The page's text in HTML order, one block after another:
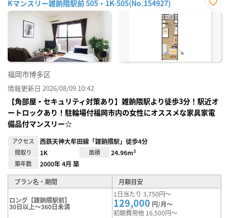
Kマンスリー雑餉隈駅前 505・1K-505(No.154927)
お気
福岡市博多区
情報更新日 2026/08/09 10:42
【角部屋・セキュリティ対策あり】雑餉隈駅より徒歩3分！駅近オ
ートロックあり！駐輪場付福岡市内の女性にオススメな家具家電
備品付マンスリー☆
アクセス 西鉄天神大牟田線「雑餉隈駅」徒歩4分
間取り 1K 面積 24.96m²
築年数 2000年 4月 築
プラン名・期間 月額目安
ロング【雑餉隈駅前】
30日以上～360日未満
1日当たり 3,750円～
129,000 円/月～
初期費用他 16,500円～